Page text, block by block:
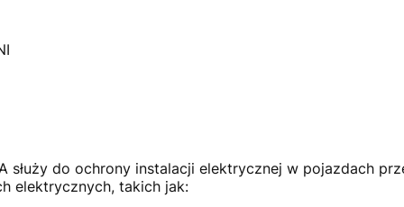
służy do ochrony instalacji elektrycznej w pojazdach
elektrycznych, takich jak: